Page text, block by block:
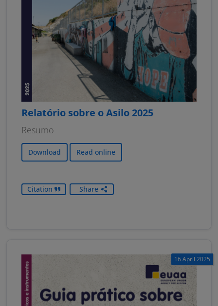
Relatório sobre o Asilo 2025
Resumo
Download Read online
Citation Share
16 April 2025